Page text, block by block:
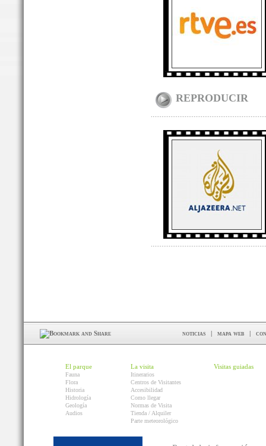
REPRODUCIR
noticias | mapa web |
El parque
Fauna
Flora
Historia
Hidrología
Geología
Audios
La visita
Itinerarios
Centros de Visitantes
Accesibilidad
Como llegar
Normas de Visita
Tienda / Alquiler
Parte meteorológico
Visitas guiadas